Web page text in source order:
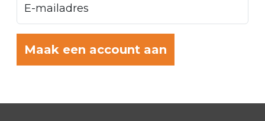
E-mailadres